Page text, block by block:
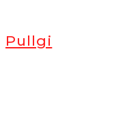
Pullgi